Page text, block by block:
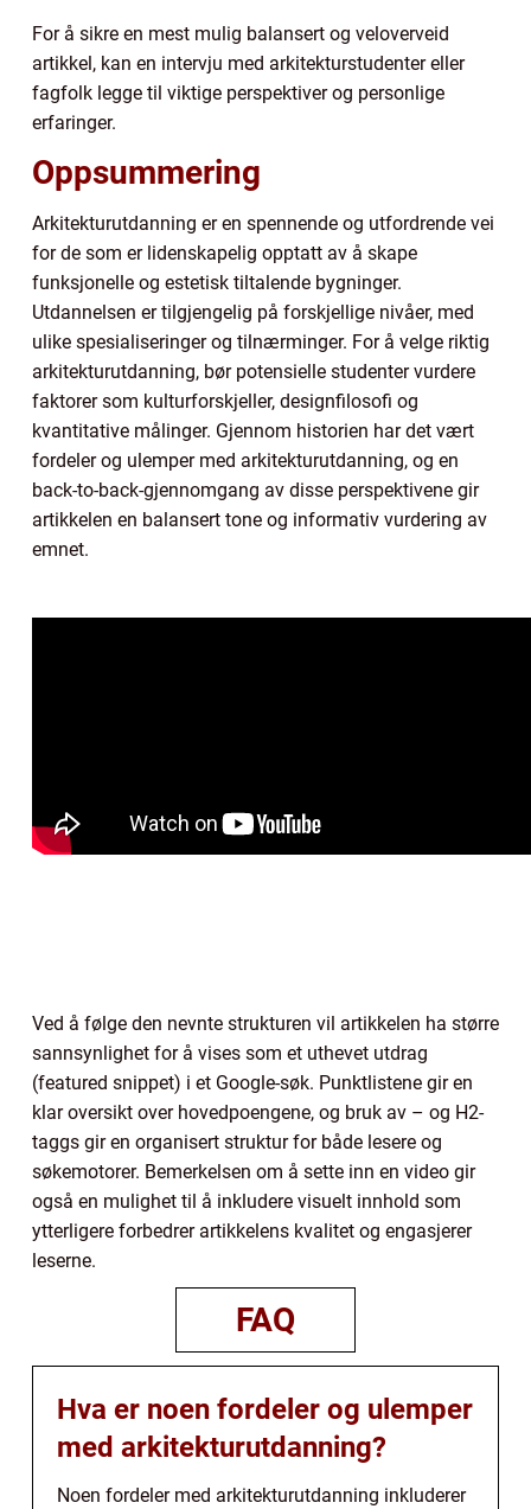
For å sikre en mest mulig balansert og veloverveid
artikkel, kan en intervju med arkitekturstudenter eller
fagfolk legge til viktige perspektiver og personlige
erfaringer.
Oppsummering
Arkitekturutdanning er en spennende og utfordrende vei
for de som er lidenskapelig opptatt av å skape
funksjonelle og estetisk tiltalende bygninger.
Utdannelsen er tilgjengelig på forskjellige nivåer, med
ulike spesialiseringer og tilnærminger. For å velge riktig
arkitekturutdanning, bør potensielle studenter vurdere
faktorer som kulturforskjeller, designfilosofi og
kvantitative målinger. Gjennom historien har det vært
fordeler og ulemper med arkitekturutdanning, og en
back-to-back-gjennomgang av disse perspektivene gir
artikkelen en balansert tone og informativ vurdering av
emnet.
Ved å følge den nevnte strukturen vil artikkelen ha større
sannsynlighet for å vises som et uthevet utdrag
(featured snippet) i et Google-søk. Punktlistene gir en
klar oversikt over hovedpoengene, og bruk av – og H2-
taggs gir en organisert struktur for både lesere og
søkemotorer. Bemerkelsen om å sette inn en video gir
også en mulighet til å inkludere visuelt innhold som
ytterligere forbedrer artikkelens kvalitet og engasjerer
leserne.
FAQ
Hva er noen fordeler og ulemper
med arkitekturutdanning?
Noen fordeler med arkitekturutdanning inkluderer